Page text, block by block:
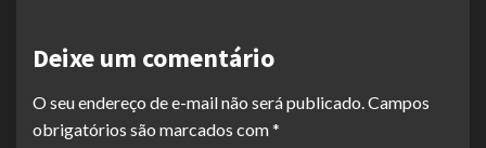
Deixe um comentário
O seu endereço de e-mail não será publicado.Campos
obrigatórios são marcados com*